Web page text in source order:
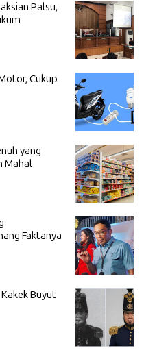
Palsu,
Cukup
yang
Mahal
Faktanya
Buyut